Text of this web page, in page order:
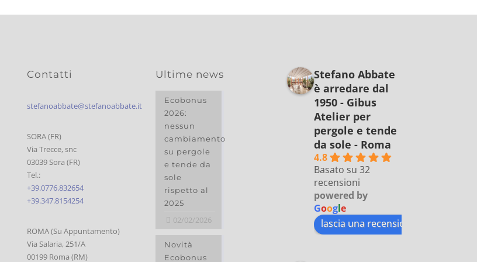
Contatti
stefanoabbate@stefanoabbate.it
SORA (FR)
Via Trecce, snc
03039 Sora (FR)
Tel.:
+39.0776.832654
+39.347.8154254
ROMA (Su Appuntamento)
Via Salaria, 251/A
00199 Roma (RM)
Ultime news
Ecobonus
2026:
nessun
cambiamento
su pergole
e tende da
sole
rispetto al
2025
02/02/2026
Novità
Ecobonus
Stefano Abbate
è arredare dal
1950 - Gibus
Atelier per
pergole e tende
da sole - Roma
4.8
Basato su 32
recensioni
powered by
Google
lascia una recensione su